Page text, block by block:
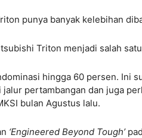
punya banyak kelebihan
Triton menjadi salah satu
hingga 60 persen. Ini
pertambangan dan juga
bulan Agustus lalu.
‘Engineered Beyond Tough’